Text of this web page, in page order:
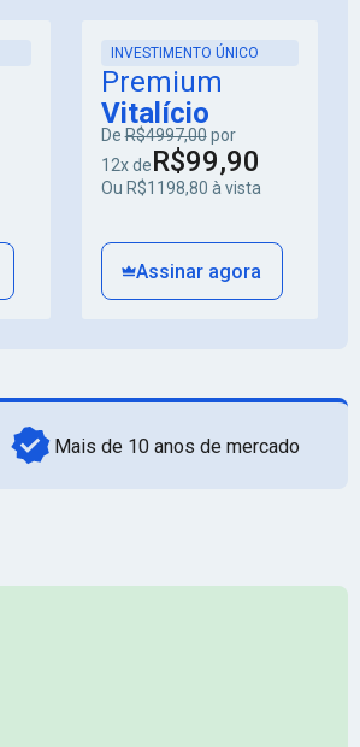
INVESTIMENTO ÚNICO
Premium
Vitalício
DeR$4997,00por
12x deR$99,90
Ou R$1198,80 à vista
Assinar agora
Mais de 10 anos de mercado